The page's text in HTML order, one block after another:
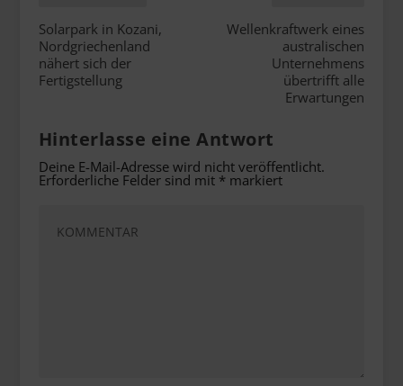
Solarpark in Kozani,
Nordgriechenland
nähert sich der
Fertigstellung
Wellenkraftwerk eines
australischen
Unternehmens
übertrifft alle
Erwartungen
Hinterlasse eine Antwort
Deine E-Mail-Adresse wird nicht veröffentlicht.
Erforderliche Felder sind mit * markiert